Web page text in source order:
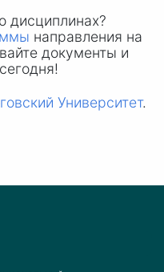
дисциплинах?
направления на
документы и
Университет.